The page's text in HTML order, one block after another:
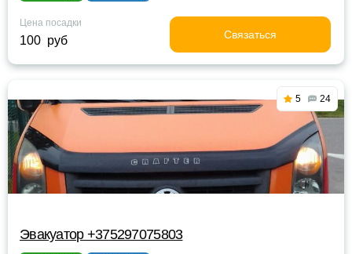
Цена посадки
100 руб Связаться
5 24
Эвакуатор +375297075803